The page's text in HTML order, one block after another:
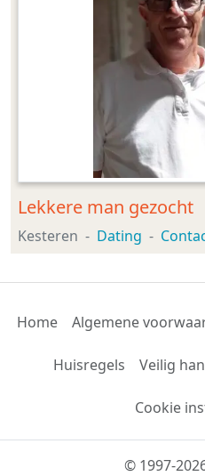
Lekkere man gezocht
Kesteren Dating
Home Algemene
Huisregels Veilig
Cookie
© 1997-